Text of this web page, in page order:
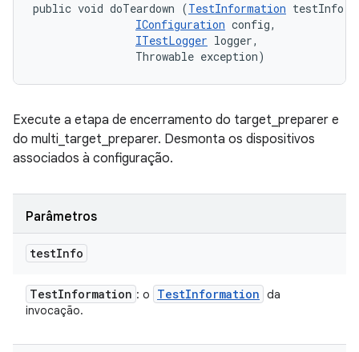
public void doTeardown (TestInformation testInfo,
IConfiguration config,
ITestLogger logger,
                Throwable exception)
Execute a etapa de encerramento do target_preparer e
do multi_target_preparer. Desmonta os dispositivos
associados à configuração.
Parâmetros
testInfo
TestInformation : o TestInformation da
invocação.